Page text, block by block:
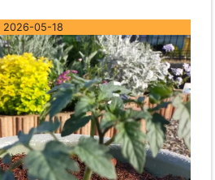
2026-05-18